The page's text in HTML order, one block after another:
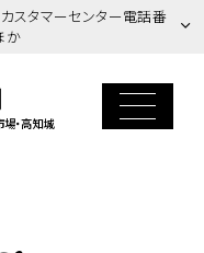
スタマーセンター電話番
か
・高知城